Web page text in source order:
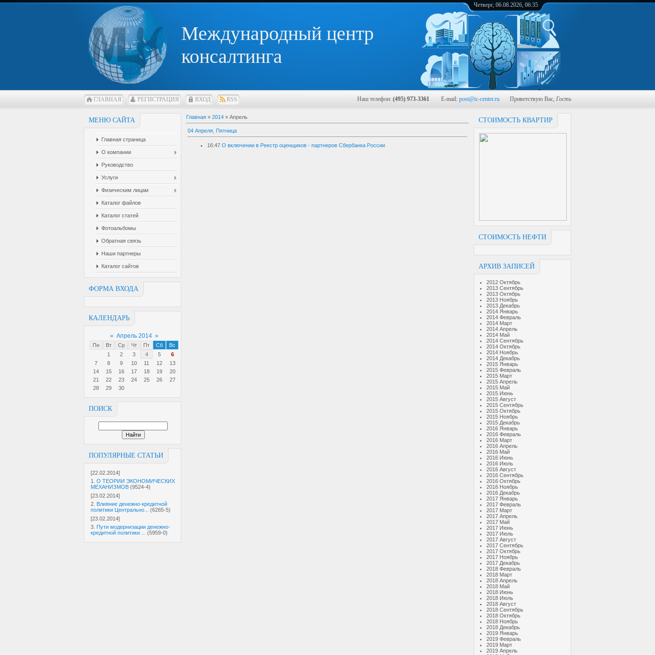
Международный центр
консалтинга
Четверг, 06.08.2026, 06:35
ГЛАВНАЯ РЕГИСТРАЦИЯ ВХОД RSS Наш телефон: (495) 973-3361 E-mail: post@ic-center.ru Приветствую Вас, Гость
МЕНЮ САЙТА
Главная страница
О компании
Руководство
Услуги
Физическим лицам
Каталог файлов
Каталог статей
Фотоальбомы
Обратная связь
Наши партнеры
Каталог сайтов
ФОРМА ВХОДА
КАЛЕНДАРЬ
« Апрель 2014 »
Пн Вт Ср Чт Пт Сб
Вс
1
2 3 4 5
6
7
8 9 10 11 12
13
14
15 16 17 18 19
20
21
22 23 24 25 26
27
28
29 30
ПОИСК
ПОПУЛЯРНЫЕ СТАТЬИ
[22.02.2014]
1. О ТЕОРИИ ЭКОНОМИЧЕСКИХ
МЕХАНИЗМОВ (9524-4)
[23.02.2014]
2. Влияние денежно-кредитной
политики Центрально...
(6265-5)
[23.02.2014]
3. Пути модернизации денежно-
кредитной политики ...
(5959-0)
СТОИМОСТЬ КВАРТИР
СТОИМОСТЬ НЕФТИ
АРХИВ ЗАПИСЕЙ
2012 Октябрь
2013 Сентябрь
2013 Октябрь
2013 Ноябрь
2013 Декабрь
2014 Январь
2014 Февраль
2014 Март
2014 Апрель
2014 Май
2014 Сентябрь
2014 Октябрь
2014 Ноябрь
2014 Декабрь
2015 Январь
2015 Февраль
2015 Март
2015 Апрель
2015 Май
2015 Июнь
2015 Август
2015 Сентябрь
2015 Октябрь
2015 Ноябрь
2015 Декабрь
2016 Январь
2016 Февраль
2016 Март
2016 Апрель
2016 Май
2016 Июнь
2016 Июль
2016 Август
2016 Сентябрь
2016 Октябрь
2016 Ноябрь
2016 Декабрь
2017 Январь
2017 Февраль
2017 Март
2017 Апрель
2017 Май
2017 Июнь
2017 Июль
2017 Август
2017 Сентябрь
2017 Октябрь
2017 Ноябрь
2017 Декабрь
2018 Февраль
2018 Март
2018 Апрель
2018 Май
2018 Июнь
2018 Июль
2018 Август
2018 Сентябрь
2018 Октябрь
2018 Ноябрь
2018 Декабрь
2019 Январь
2019 Февраль
2019 Март
2019 Апрель
Главная » 2014 » Апрель
04 Апреля, Пятница
16:47 О включении в Реестр оценщиков - партнеров Сбербанка России